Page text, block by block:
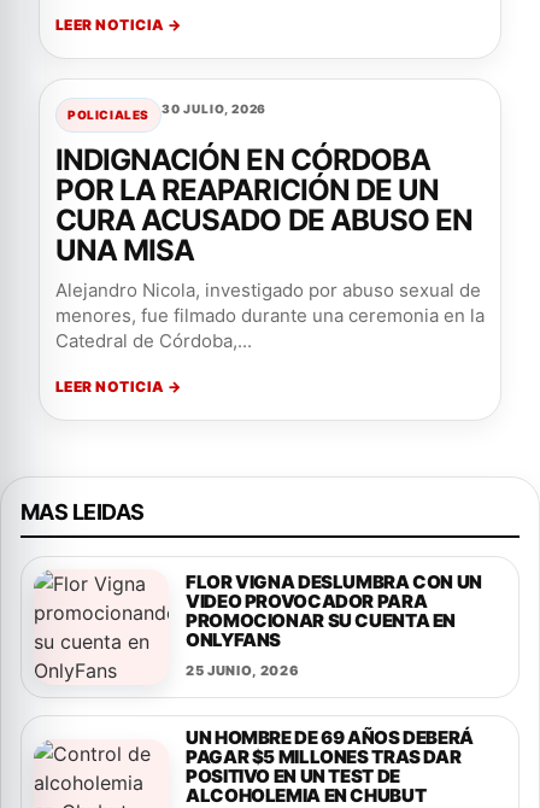
LEER NOTICIA →
POLICIALES 30 JULIO, 2026
INDIGNACIÓN EN CÓRDOBA
POR LA REAPARICIÓN DE UN
CURA ACUSADO DE ABUSO EN
UNA MISA
Alejandro Nicola, investigado por abuso sexual de
menores, fue filmado durante una ceremonia en la
Catedral de Córdoba,...
LEER NOTICIA →
MAS LEIDAS
FLOR VIGNA DESLUMBRA CON UN
VIDEO PROVOCADOR PARA
PROMOCIONAR SU CUENTA EN
ONLYFANS
25 JUNIO, 2026
UN HOMBRE DE 69 AÑOS DEBERÁ
PAGAR $5 MILLONES TRAS DAR
POSITIVO EN UN TEST DE
ALCOHOLEMIA EN CHUBUT